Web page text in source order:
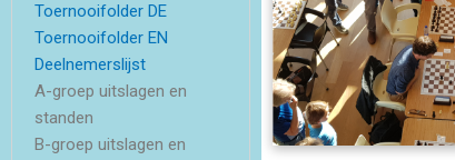
Toernooifolder DE
Toernooifolder EN
Deelnemerslijst
A-groep uitslagen en
standen
B-groep uitslagen en